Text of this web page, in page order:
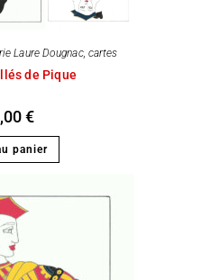
Laure Dougnac, cartes
de Pique
€
panier